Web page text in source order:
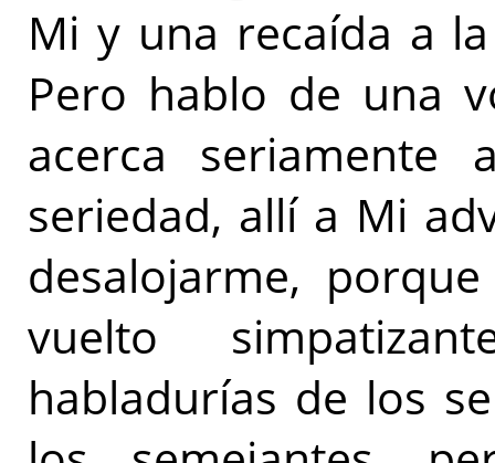
Mi y una recaída a
Pero hablo de una
acerca seriamente
seriedad, allí a Mi
desalojarme,
vuelto
habladurías de los